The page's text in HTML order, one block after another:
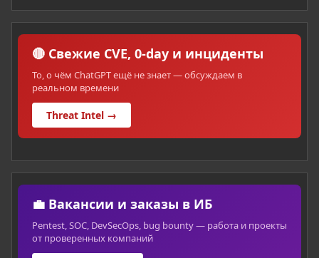
🔴 Свежие CVE, 0-day и инциденты
То, о чём ChatGPT ещё не знает — обсуждаем в
реальном времени
Threat Intel →
💼 Вакансии и заказы в ИБ
Pentest, SOC, DevSecOps, bug bounty — работа и проекты
от проверенных компаний